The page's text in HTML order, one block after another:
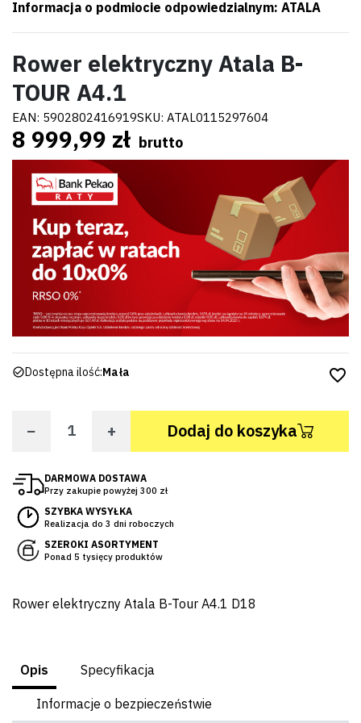
Informacja o podmiocie odpowiedzialnym: ATALA
Rower elektryczny Atala B-
TOUR A4.1
EAN: 5902802416919SKU: ATAL0115297604
8 999,99 zł brutto
Dostępna ilość:Mała favorite_border
− + Dodaj do koszyka
DARMOWA DOSTAWA
Przy zakupie powyżej 300 zł
SZYBKA WYSYŁKA
Realizacja do 3 dni roboczych
SZEROKI ASORTYMENT
Ponad 5 tysięcy produktów
Rower elektryczny Atala B-Tour A4.1 D18
Opis Specyfikacja
Informacje o bezpieczeństwie